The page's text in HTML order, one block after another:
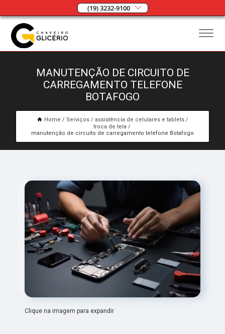
(19) 3232-9100
MANUTENÇÃO DE CIRCUITO DE
CARREGAMENTO TELEFONE
BOTAFOGO
Home Serviços
assistência de celulares e tablets
troca de tela
manutenção de circuito de carregamento telefone Botafogo
Clique na imagem para expandir